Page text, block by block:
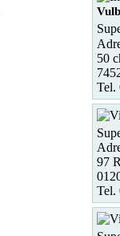
50
Tel.
97
Tel.